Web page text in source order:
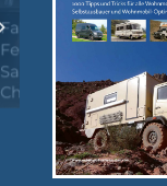
Thomas Rostocks
Fahrzeug (#3468)